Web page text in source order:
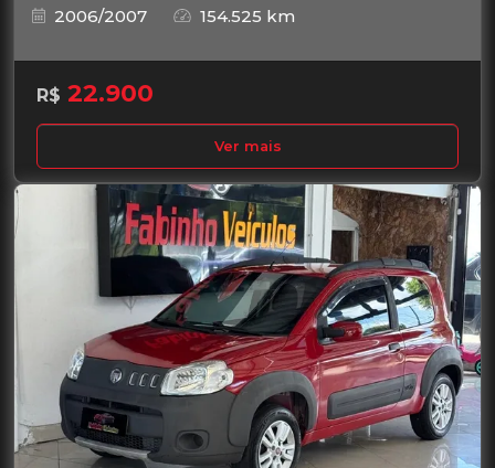
2006/2007
154.525 km
R$ 22.900
Ver mais